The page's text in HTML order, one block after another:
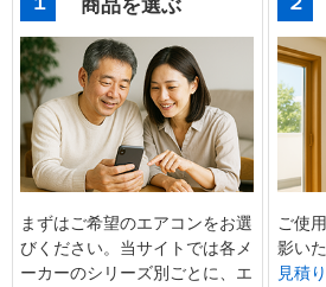
商品を選ぶ
まずはご希望のエアコンをお選
びください。当サイトでは各メ
ーカーのシリーズ別ごとに、エ
ご使
影い
見積